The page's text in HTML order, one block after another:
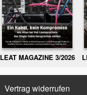
LEAT MAGAZINE 3/2026
Vertrag widerrufen